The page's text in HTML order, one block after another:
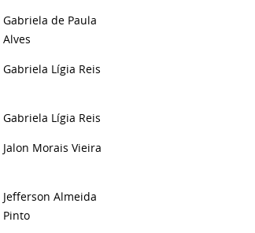
Gabriela de Paula
Alves
Gabriela Lígia Reis
Gabriela Lígia Reis
Jalon Morais Vieira
Jefferson Almeida
Pinto